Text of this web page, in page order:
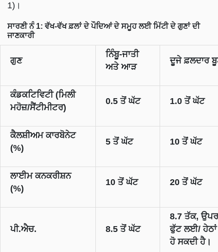
1)।
ਸਾਰਣੀ ਨੰ 1: ਵੱਖ-ਵੱਖ ਫ਼ਲਾਂ ਦੇ ਪੌਦਿਆਂ ਦੇ ਸਮੂਹ ਲਈ ਮਿੱਟੀ ਦੇ ਗੁਣਾਂ ਦੀ
ਜਾਣਕਾਰੀ
ਗੁਣ
ਨਿੰਬੂ-ਜਾਤੀ
ਅਤੇ ਆੜ
ਦੂਜੇ ਫ਼ਲਦਾਰ
ਕੰਡਕਟਿਵਿਟੀ (ਮਿਲੀ
ਮਹੋਜ਼/ਸੈਂਟੀਮੀਟਰ)
0.5 ਤੋਂ ਘੱਟ 1.0 ਤੋਂ ਘੱਟ
ਕੈਲਸ਼ੀਅਮ ਕਾਰਬੋਨੇਟ
(%)
5 ਤੋਂ ਘੱਟ 10 ਤੋਂ ਘੱਟ
ਲਾਈਮ ਕਨਕਰੀਸ਼ਨ
(%)
10 ਤੋਂ ਘੱਟ 20 ਤੋਂ ਘੱਟ
ਪੀ.ਐਚ. 8.5 ਤੋਂ ਘੱਟ
8.7 ਤੱਕ,
ਫੁੱਟ ਲਈ/ ਹੇਠਾਂ
ਹੋ ਸਕਦੀ ਹੈ।